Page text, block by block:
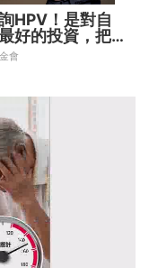
HPV！是對自
好的投資，把握
晚！
會